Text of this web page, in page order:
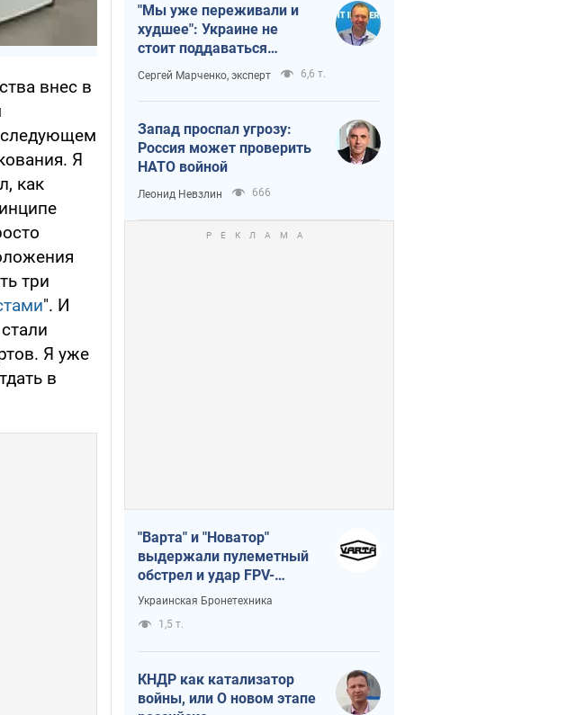
внес в
следующем
Я
как
три
". И
Я уже
в
"Мы уже переживали и
худшее": Украине не
стоит поддаваться
отчаянию из-за
ракетного террора
Сергей Марченко, эксперт 6,6 т.
Запад проспал угрозу:
Россия может проверить
НАТО войной
Леонид Невзлин 666
"Варта" и "Новатор"
выдержали пулеметный
обстрел и удар FPV-
дрона, сохранив жизнь
Украинская Бронетехника
1,5 т.
КНДР как катализатор
войны, или О новом этапе